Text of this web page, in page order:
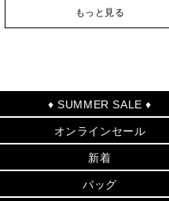
もっと見る
♦ SUMMER SALE ♦
セールおすすめアイテム
▶ ウィメンズ
バッグ
オンラインセール
PRODUCT OF THE MONTH - 今月の
再値下げアイテム
新着
夏のスタイル
バッグ